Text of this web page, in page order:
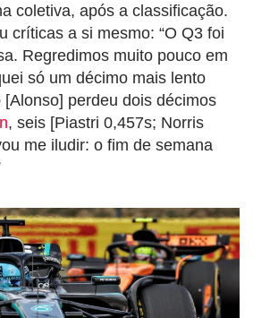
coletiva, após a classificação.
críticas a si mesmo: “O Q3 foi
Regredimos muito pouco em
só um décimo mais lento
perdeu dois décimos
, seis [Piastri 0,457s; Norris
me iludir: o fim de semana